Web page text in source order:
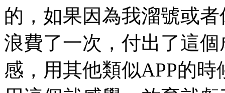
的，如果因為我溜號或
浪費了一次，付出了這
感，用其他類似APP的